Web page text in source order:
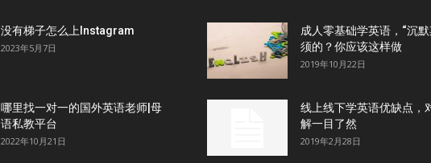
没有梯子怎么上Instagram
2023年5月7日
哪里找一对一的国外英语老师|母
语私教平台
2022年10月21日
成人零基础学英语，“沉默
须的？你应该这样做
2019年10月22日
线上线下学英语优缺点，
解一目了然
2019年2月28日